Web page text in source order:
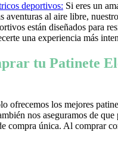
deportivos: Si eres un
aventuras al aire libre,
están diseñados para
una experiencia más
tu Patinete
ofrecemos los mejores
nos aseguramos de que
compra única. Al comprar